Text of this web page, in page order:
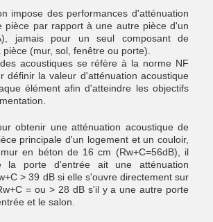
impose des performances d'atténuation
pièce par rapport à une autre pièce d'un
jamais pour un seul composant de
pièce (mur, sol, fenêtre ou porte).
acoustiques se réfère à la norme NF
définir la valeur d'atténuation acoustique
élément afin d'atteindre les objectifs
obtenir une atténuation acoustique de
principale d'un logement et un couloir,
en béton de 16 cm (Rw+C=56dB), il
la porte d'entrée ait une atténuation
> 39 dB si elle s'ouvre directement sur
= ou > 28 dB s'il y a une autre porte
et le salon.